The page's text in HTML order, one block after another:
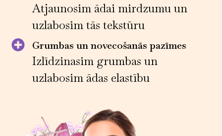
Atjaunosim ādai mirdzumu un
uzlabosim tās tekstūru
Grumbas un novecošanās pazīmes
Izlīdzinasim grumbas un
uzlabosim ādas elastību